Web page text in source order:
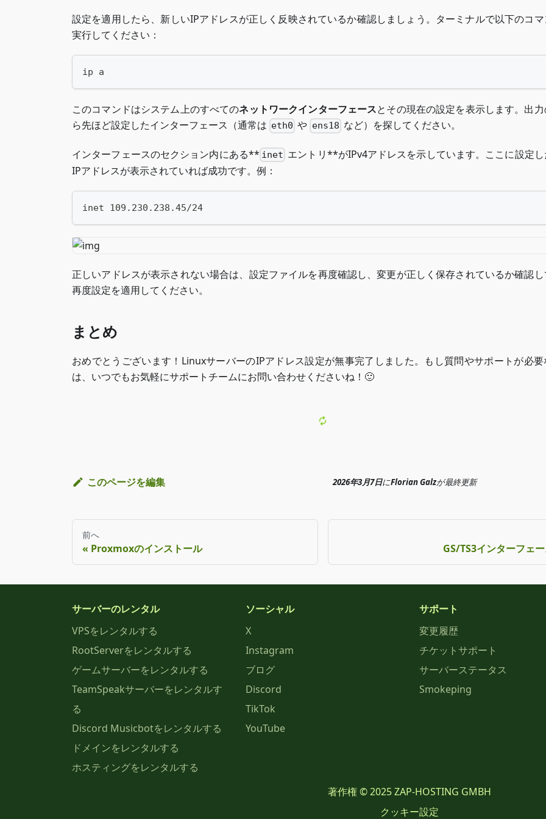
設定を適用したら、新しいIPアドレスが正しく反映されているか確認しましょう。ターミナルで以下のコ
実行してください：
ip a
このコマンドはシステム上のすべてのネットワークインターフェースとその現在の設定を表示します。出
ら先ほど設定したインターフェース（通常は eth0 や ens18 など）を探してください。
インターフェースのセクション内にある** inet エントリ**がIPv4アドレスを示しています。ここに設定し
IPアドレスが表示されていれば成功です。例：
inet 109.230.238.45/24
正しいアドレスが表示されない場合は、設定ファイルを再度確認し、変更が正しく保存されているか確認し
再度設定を適用してください。
まとめ
おめでとうございます！LinuxサーバーのIPアドレス設定が無事完了しました。もし質問やサポートが必要
は、いつでもお気軽にサポートチームにお問い合わせくださいね！🙂
このページを編集 2026年3月7日にFlorian Galzが最終更新
前へ
Proxmoxのインストール GS/TS3インターフェ
サーバーのレンタル
VPSをレンタルする
RootServerをレンタルする
ゲームサーバーをレンタルする
TeamSpeakサーバーをレンタルす
る
Discord Musicbotをレンタルする
ドメインをレンタルする
ホスティングをレンタルする
ソーシャル
X
Instagram
ブログ
Discord
TikTok
YouTube
サポート
変更履歴
チケットサポート
サーバーステータス
Smokeping
著作権 © 2025 ZAP-HOSTING GMBH
クッキー設定